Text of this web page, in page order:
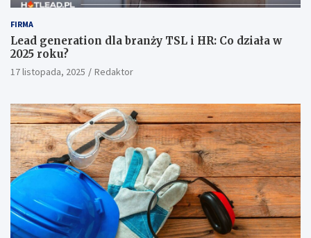
FIRMA
Lead generation dla branży TSL i HR: Co działa w
2025 roku?
17 listopada, 2025 Redaktor